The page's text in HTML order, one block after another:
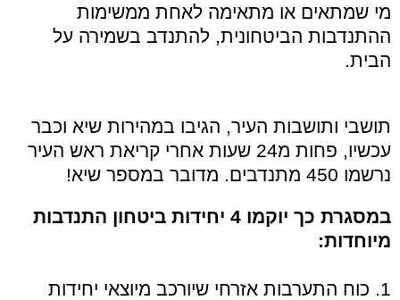
מי שמתאים או מתאימה לאחת ממשימות
ההתנדבות הביטחונית, להתנדב בשמירה על
הבית.
תושבי ותושבות העיר, הגיבו במהירות שיא וכבר
עכשיו, פחות מ24 שעות אחרי קריאת ראש העיר
נרשמו 450 מתנדבים. מדובר במספר שיא!
במסגרת כך יוקמו 4 יחידות ביטחון התנדבות
מיוחדות:
1. כוח התערבות אזרחי שיורכב מיוצאי יחידות